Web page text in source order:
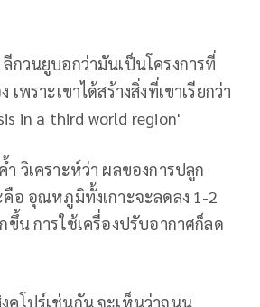
กวนยูบอกว่ามันเป็นโครงการที่
เพราะเขาได้สร้างสิ่งที่เขาเรียกว่า
in a third world region'
วิเคราะห์ว่า ผลของการปลูก
อ อุณหภูมิทั้งเกาะจะลดลง 1-2
ขึ้น การใช้เครื่องปรับอากาศก็ลด
คโปร์เช่นกัน จะเห็นว่าถนน